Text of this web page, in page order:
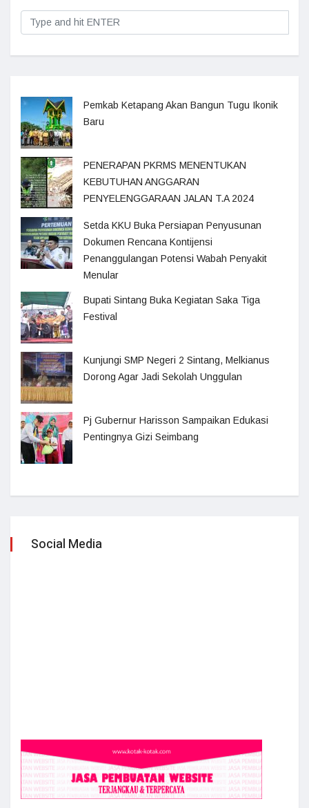
Pemkab Ketapang Akan Bangun Tugu Ikonik
Baru
PENERAPAN PKRMS MENENTUKAN
KEBUTUHAN ANGGARAN
PENYELENGGARAAN JALAN T.A 2024
Setda KKU Buka Persiapan Penyusunan
Dokumen Rencana Kontijensi
Penanggulangan Potensi Wabah Penyakit
Menular
Bupati Sintang Buka Kegiatan Saka Tiga
Festival
Kunjungi SMP Negeri 2 Sintang, Melkianus
Dorong Agar Jadi Sekolah Unggulan
Pj Gubernur Harisson Sampaikan Edukasi
Pentingnya Gizi Seimbang
Social Media